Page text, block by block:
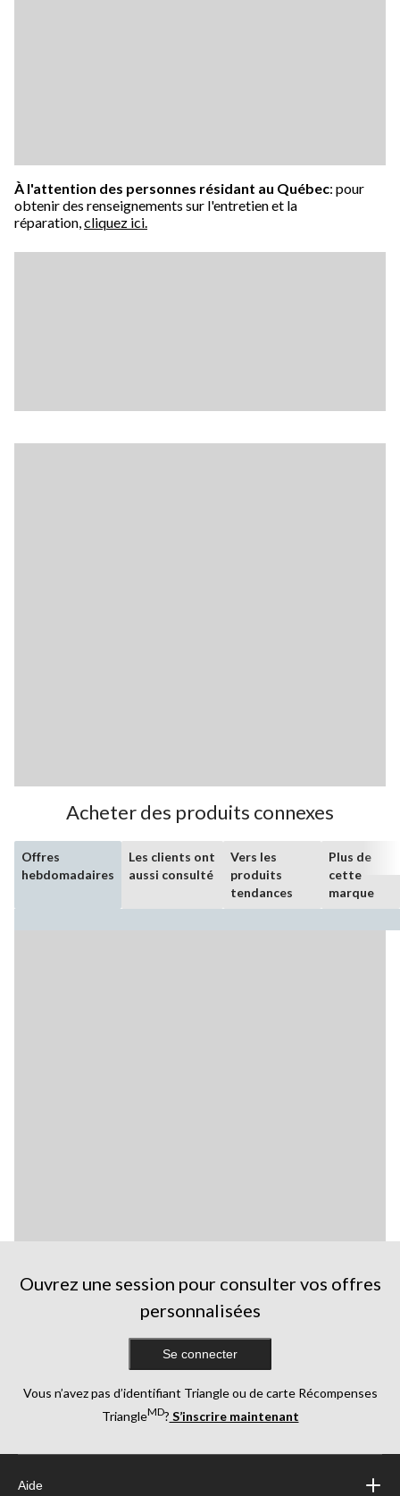
À l'attention des personnes résidant au Québec: pour
obtenir des renseignements sur l'entretien et la
réparation,cliquez ici.
Acheter des produits connexes
Offres
hebdomadaires
Les clients ont
aussi consulté
Vers les
produits
tendances
Plus de
cette
marque
Ouvrez une session pour consulter vos offres
personnalisées
Se connecter
Vous n’avez pas d’identifiant Triangle ou de carte Récompenses
TriangleMD? S’inscrire maintenant
Aide